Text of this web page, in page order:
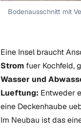
Bodenausschnitt mit
Eine Insel braucht
Strom fuer Kochfeld,
Wasser und
Lueftung: Entweder
eine Deckenhaube
Im Neubau ist das